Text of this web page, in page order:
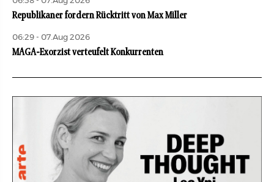
Republikaner fordern Rücktritt von Max Miller
06:29 - 07.Aug 2026
MAGA-Exorzist verteufelt Konkurrenten